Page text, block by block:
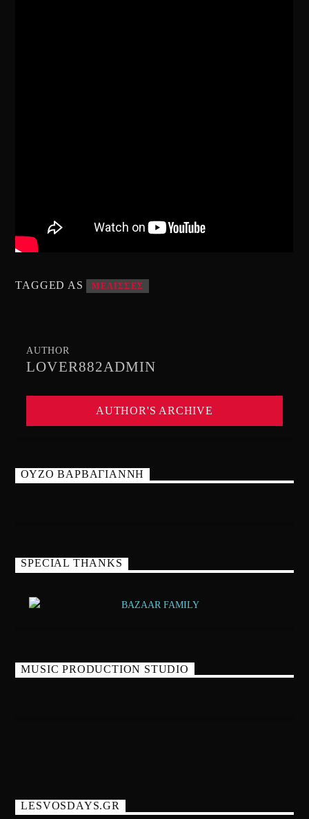
TAGGED AS ΜΕΛΙΣΣΕΣ
AUTHOR
LOVER882ADMIN
AUTHOR'S ARCHIVE
ΟΥΖΟ ΒΑΡΒΑΓΙΑΝΝΗ
SPECIAL THANKS
MUSIC PRODUCTION STUDIO
LESVOSDAYS.GR